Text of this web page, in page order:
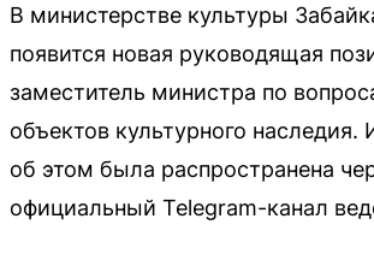
В министерстве культуры
появится новая руководящая
заместитель министра по
объектов культурного
об этом была распространена
официальный Telegram-канал